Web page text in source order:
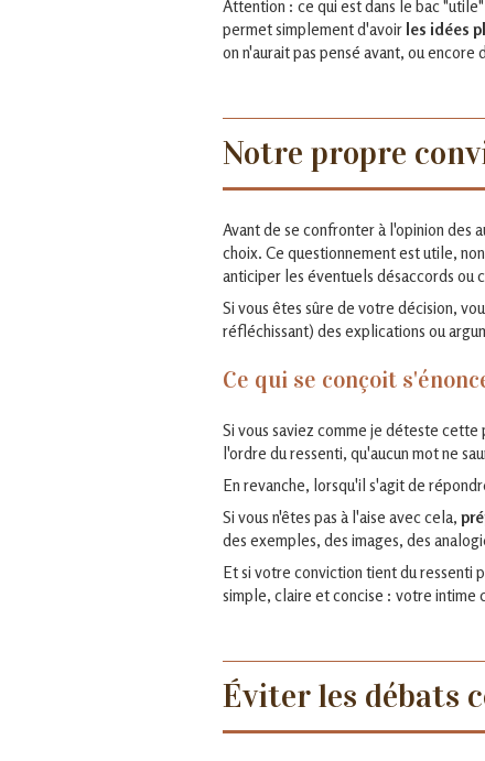
Attention : ce qui est dans le bac
permet simplement d'avoir les idées
on n'aurait pas pensé avant, ou
Notre propre
Avant de se confronter à l'opinion des
choix. Ce questionnement est utile,
anticiper les éventuels désaccords ou
Si vous êtes sûre de votre décision,
réfléchissant) des explications ou
Ce qui se conçoit
Si vous saviez comme je déteste
l'ordre du ressenti, qu'aucun mot ne
En revanche, lorsqu'il s'agit de
Si vous n'êtes pas à l'aise avec cela,
des exemples, des images, des
Et si votre conviction tient du ressenti
simple, claire et concise : votre intime
Éviter les débats